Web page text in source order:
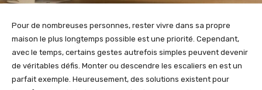
Pour de nombreuses personnes, rester vivre dans sa propre
maison le plus longtemps possible est une priorité. Cependant,
avec le temps, certains gestes autrefois simples peuvent devenir
de véritables défis. Monter ou descendre les escaliers en est un
parfait exemple. Heureusement, des solutions existent pour